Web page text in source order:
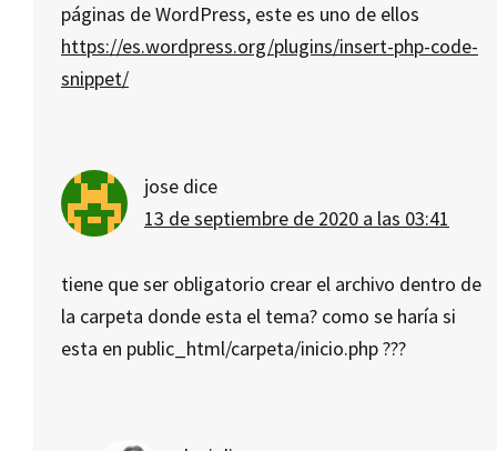
páginas de WordPress, este es uno de ellos
https://es.wordpress.org/plugins/insert-php-code-
snippet/
jose dice
13 de septiembre de 2020 a las 03:41
tiene que ser obligatorio crear el archivo dentro de
la carpeta donde esta el tema? como se haría si
esta en public_html/carpeta/inicio.php ???